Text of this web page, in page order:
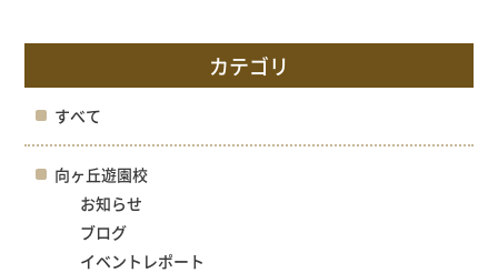
カテゴリ
すべて
向ヶ丘遊園校
お知らせ
ブログ
イベントレポート